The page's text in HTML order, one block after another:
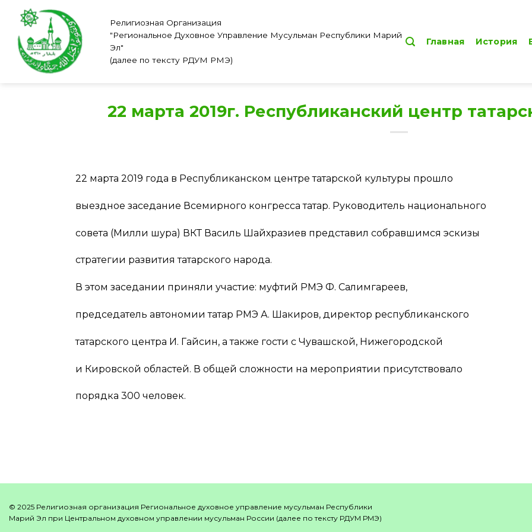
content
Религиозная Организация
"Региональное Духовное Управление Мусульман Республики Марий
Эл"
(далее по тексту РДУМ РМЭ)
Главная История
22 марта 2019г. Республиканский центр
22 марта 2019 года в Республиканском центре татарской культуры прошло
выездное заседание Всемирного конгресса татар. Руководитель национального
совета (Милли шура) ВКТ Василь Шайхразиев представил собравшимся эскизы
стратегии развития татарского народа.
В этом заседании приняли участие: муфтий РМЭ Ф. Салимгареев,
председатель автономии татар РМЭ А. Шакиров, директор республиканского
татарского центра И. Гайсин, а также гости с Чувашской, Нижегородской
и Кировской областей. В общей сложности на мероприятии присутствовало
порядка 300 человек.
© 2025 Религиозная организация Региональное духовное управление мусульман Республики
Марий Эл при Центральном духовном управлении мусульман России (далее по тексту РДУМ РМЭ)